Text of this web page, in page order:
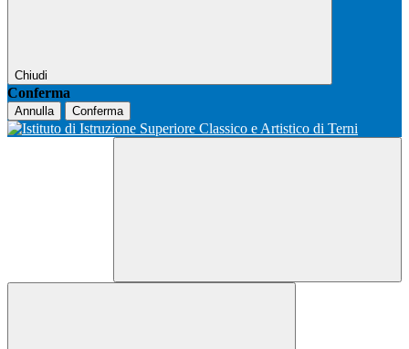
Chiudi
Conferma
Annulla Conferma